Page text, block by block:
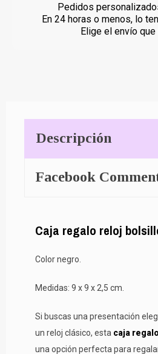
Pedidos
En 24 horas o menos, lo
Elige el envío
Descripción
Facebook
Caja regalo reloj
Color negro.
Medidas: 9 x 9 x 2,5 cm.
Si buscas una presentación
un reloj clásico, esta caja
una opción perfecta para